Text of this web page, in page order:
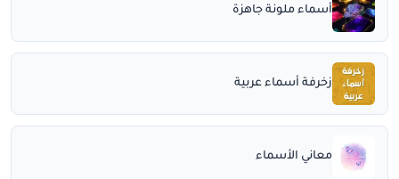
أسماء ملونة جاهزة
زخرفة أسماء عربية
معاني الأسماء